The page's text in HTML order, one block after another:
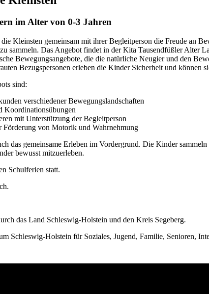
im Alter von 0-3 Jahren
Kleinsten gemeinsam mit ihrer Begleitperson die Freude an
sammeln. Das Angebot findet in der Kita Tausendfüßler Alter
Bewegungsangebote, die die natürliche Neugier und den
Bezugspersonen erleben die Kinder Sicherheit und können
sind:
verschiedener Bewegungslandschaften
Koordinationsübungen
mit Unterstützung der Begleitperson
Förderung von Motorik und Wahrnehmung
das gemeinsame Erleben im Vordergrund. Die Kinder
bewusst mitzuerleben.
Schulferien statt.
das Land Schleswig-Holstein und den Kreis Segeberg.